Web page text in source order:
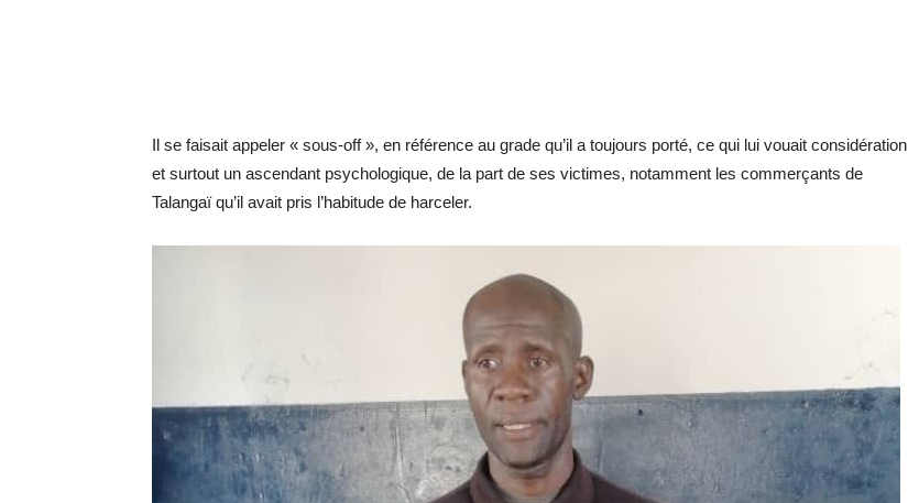
Il se faisait appeler « sous-off », en référence au grade qu’il a toujours porté, ce qui lui vouait considération
et surtout un ascendant psychologique, de la part de ses victimes, notamment les commerçants de
Talangaï qu’il avait pris l’habitude de harceler.